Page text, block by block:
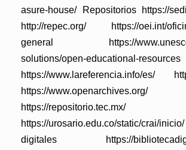
asure-house/ Repositorios https://
http://repec.org/ https://oei.int/
general https://
solutions/open-educational-resources
https://www.lareferencia.info/es/
https://www.openarchives.org/
https://repositorio.tec.mx/
https://urosario.edu.co/static/crai/
digitales https://